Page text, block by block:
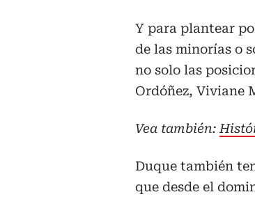
Y para plantear
de las minorías o
no solo las
Ordóñez, Viviane
Vea también:
Duque también
que desde el